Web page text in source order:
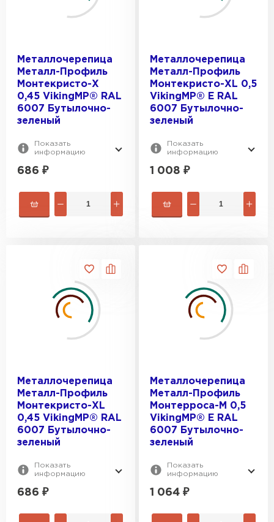
Металлочерепица
Металл-Профиль
Монтекристо-X
0,45 VikingMP® RAL
6007 Бутылочно-
зеленый
Показать
информацию
686 ₽
Металлочерепица
Металл-Профиль
Монтекристо-XL 0,5
VikingMP® E RAL
6007 Бутылочно-
зеленый
Показать
информацию
1 008 ₽
Металлочерепица
Металл-Профиль
Монтекристо-XL
0,45 VikingMP® RAL
6007 Бутылочно-
зеленый
Показать
информацию
686 ₽
Металлочерепица
Металл-Профиль
Монтерроса-M 0,5
VikingMP® E RAL
6007 Бутылочно-
зеленый
Показать
информацию
1 064 ₽